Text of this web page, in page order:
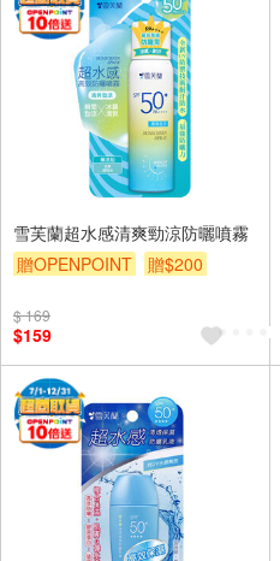
雪芙蘭超水感清爽勁涼防曬噴霧
贈OPENPOINT
贈$200
$ 169
$159